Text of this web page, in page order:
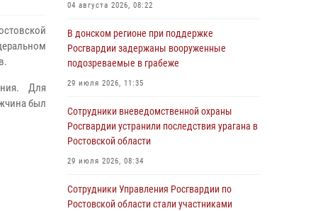
Для
был
04 августа 2026, 08:22
В донском регионе при поддержке
Росгвардии задержаны вооруженные
подозреваемые в грабеже
29 июля 2026, 11:35
Сотрудники вневедомственной охраны
Росгвардии устранили последствия урагана в
Ростовской области
29 июля 2026, 08:34
Сотрудники Управления Росгвардии по
Ростовской области стали участниками